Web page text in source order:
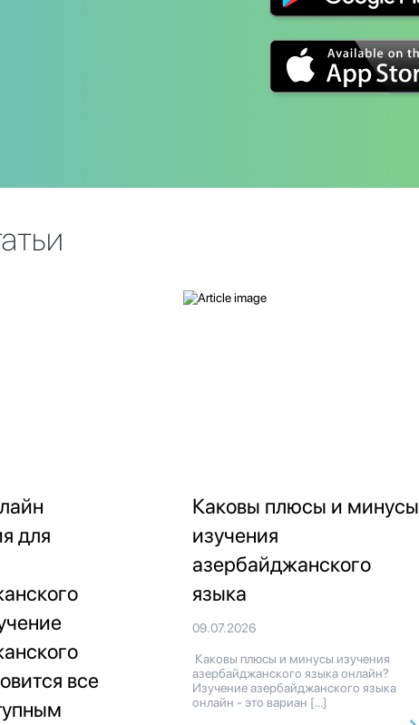
для
все
Каковы плюсы и минусы
изучения
азербайджанского
языка
09.07.2026
Каковы плюсы и минусы изучения
азербайджанского языка онлайн?
Изучение азербайджанского языка
онлайн - это вариан […]